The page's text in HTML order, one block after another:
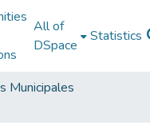
All of
DSpace
Statistics
Municipales